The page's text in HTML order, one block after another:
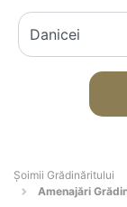
Șoimii Grădinăritului
Amenajări